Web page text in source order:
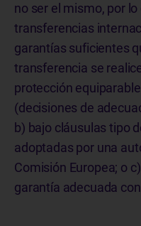
no ser el mismo, por
transferencias
garantías suficientes
transferencia se
protección
(decisiones de
b) bajo cláusulas tipo
adoptadas por una
Comisión Europea; o
garantía adecuada